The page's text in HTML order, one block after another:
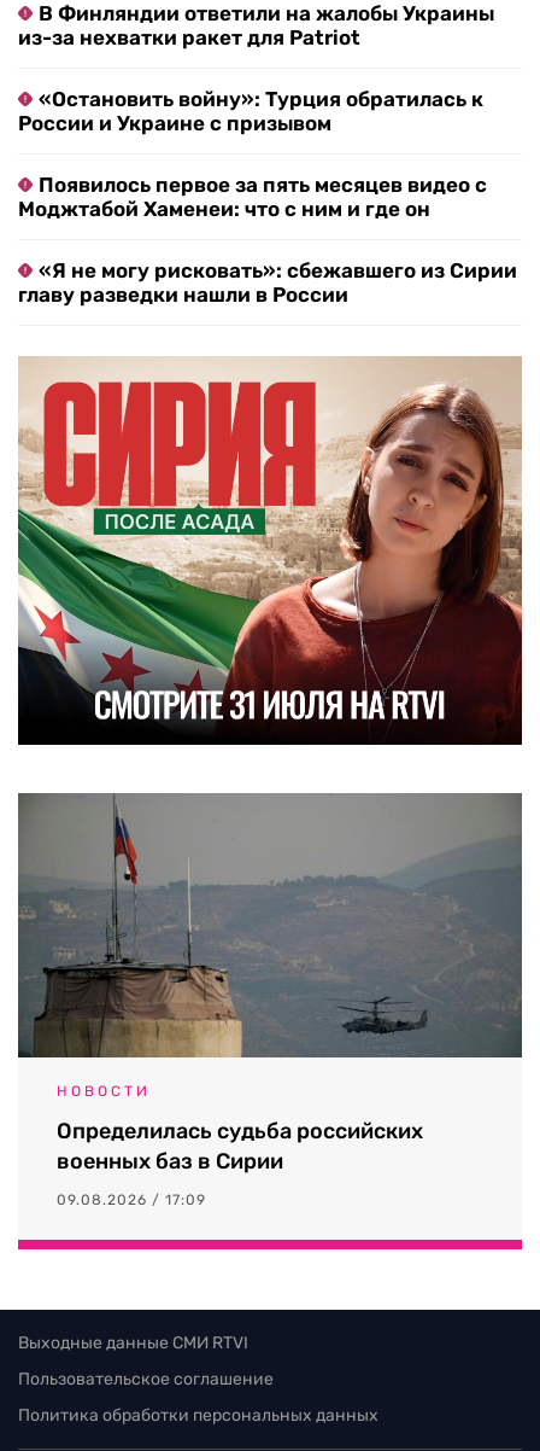
В Финляндии ответили на жалобы Украины
из-за нехватки ракет для Patriot
«Остановить войну»: Турция обратилась к
России и Украине с призывом
Появилось первое за пять месяцев видео с
Моджтабой Хаменеи: что с ним и где он
«Я не могу рисковать»: сбежавшего из Сирии
главу разведки нашли в России
НОВОСТИ
Определилась судьба российских
военных баз в Сирии
09.08.2026 / 17:09
Выходные данные СМИ RTVI
Пользовательское соглашение
Политика обработки персональных данных